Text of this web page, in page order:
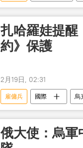
扎哈羅娃提醒
約》保護
2月19日, 02:31
雇傭兵 國際 烏
俄大使：烏軍